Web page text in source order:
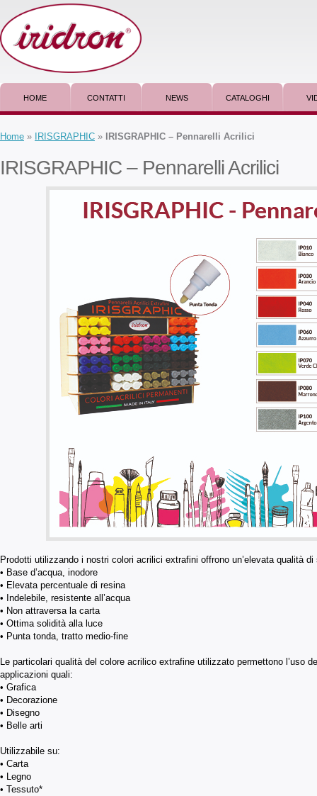
HOME CONTATTI NEWS CATALOGHI
Home » IRISGRAPHIC » IRISGRAPHIC – Pennarelli Acrilici
IRISGRAPHIC – Pennarelli Acrilici
Prodotti utilizzando i nostri colori acrilici extrafini offrono un’elevata qualità
• Base d’acqua, inodore
• Elevata percentuale di resina
• Indelebile, resistente all’acqua
• Non attraversa la carta
• Ottima solidità alla luce
• Punta tonda, tratto medio-fine
Le particolari qualità del colore acrilico extrafine utilizzato permettono l’uso
applicazioni quali:
• Grafica
• Decorazione
• Disegno
• Belle arti
Utilizzabile su:
• Carta
• Legno
• Tessuto*